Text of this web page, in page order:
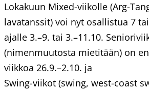
Lokakuun Mixed-viikolle (Arg-
lavatanssit) voi nyt osallistua 7
ajalle 3.–9. tai 3.–11.10.
(nimenmuutosta mietitään) on
viikkoa 26.9.–2.10. ja
Swing-viikot (swing, west-coast